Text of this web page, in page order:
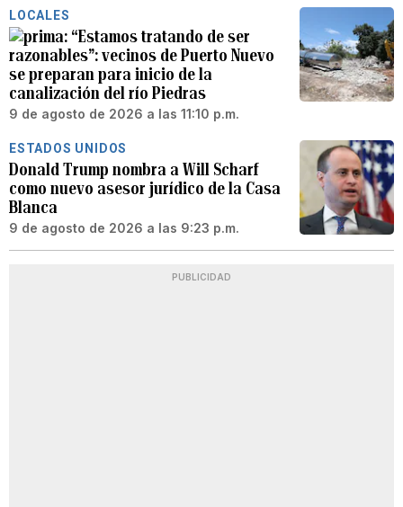
LOCALES
“Estamos tratando de ser
razonables”: vecinos de Puerto Nuevo
se preparan para inicio de la
canalización del río Piedras
9 de agosto de 2026 a las 11:10 p.m.
ESTADOS UNIDOS
Donald Trump nombra a Will Scharf
como nuevo asesor jurídico de la Casa
Blanca
9 de agosto de 2026 a las 9:23 p.m.
PUBLICIDAD